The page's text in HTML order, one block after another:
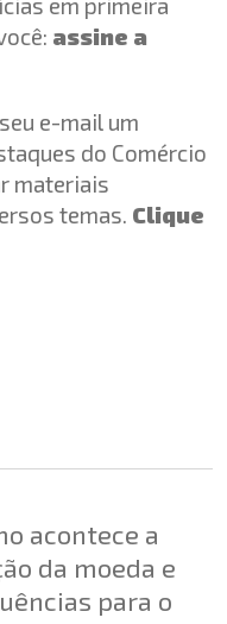
assine a
e-mail um
do Comércio
materiais
temas. Clique
acontece a
da moeda e
para o